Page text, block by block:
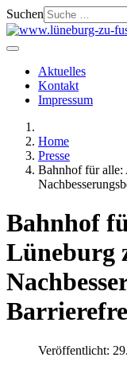
Suchen
Aktuelles
Kontakt
Impressum
Home
Presse
Bahnhof für alle:
Bahnhof
Lüneburg
Veröffentlicht: